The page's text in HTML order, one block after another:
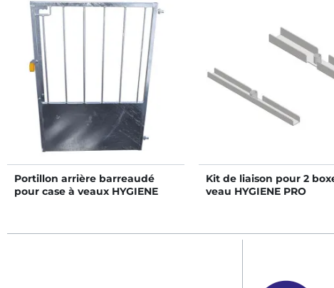
Portillon arrière barreaudé
pour case à veaux HYGIENE
Kit de liaison pour 2
veau HYGIENE PRO